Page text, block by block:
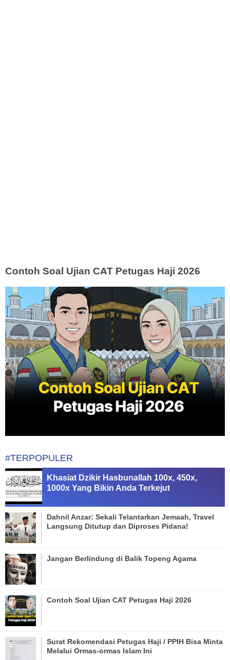
Contoh Soal Ujian CAT Petugas Haji 2026
#TERPOPULER
Khasiat Dzikir Hasbunallah 100x, 450x,
1000x Yang Bikin Anda Terkejut
Dahnil Anzar: Sekali Telantarkan Jemaah, Travel
Langsung Ditutup dan Diproses Pidana!
Jangan Berlindung di Balik Topeng Agama
Contoh Soal Ujian CAT Petugas Haji 2026
Surat Rekomendasi Petugas Haji / PPIH Bisa Minta
Melalui Ormas-ormas Islam Ini